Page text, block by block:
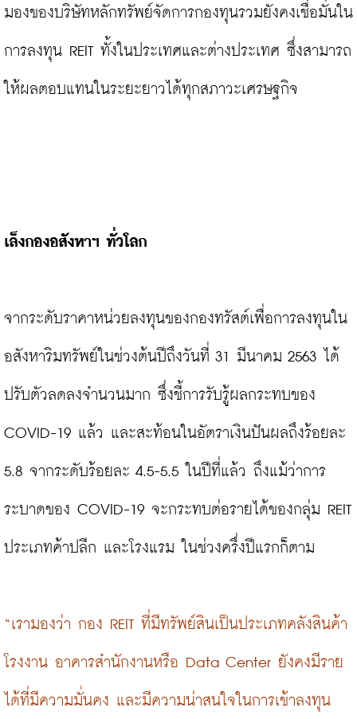
มองของบริษัทหลักทรัพย์จัดการกองทุนรวมยังคงเชื่อมั่นใน
การลงทุน REIT ทั้งในประเทศและต่างประเทศ ซึ่งสามารถ
ให้ผลตอบแทนในระยะยาวได้ทุกสภาวะเศรษฐกิจ
เล็งกองอสังหาฯ ทั่วโลก
จากระดับราคาหน่วยลงทุนของกองทรัสต์เพื่อการลงทุนใน
อสังหาริมทรัพย์ในช่วงต้นปีถึงวันที่ 31 มีนาคม 2563 ได้
ปรับตัวลดลงจำนวนมาก ซึ่งชี้การรับรู้ผลกระทบของ
COVID-19 แล้ว และสะท้อนในอัตราเงินปันผลถึงร้อยละ
5.8 จากระดับร้อยละ 4.5-5.5 ในปีที่แล้ว ถึงแม้ว่าการ
ระบาดของ COVID-19 จะกระทบต่อรายได้ของกลุ่ม REIT
ประเภทค้าปลีก และโรงแรม ในช่วงครึ่งปีแรกก็ตาม
“เรามองว่า กอง REIT ที่มีทรัพย์สินเป็นประเภทคลังสินค้า
โรงงาน อาคารสำนักงานหรือ Data Center ยังคงมีราย
ได้ที่มีความมั่นคง และมีความน่าสนใจในการเข้าลงทุน